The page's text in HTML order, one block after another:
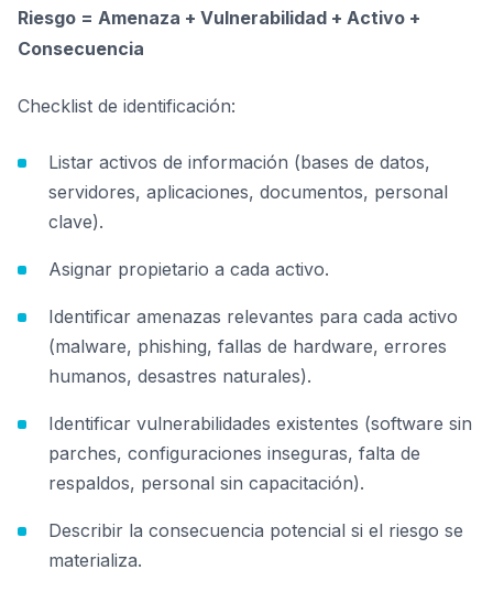
Riesgo = Amenaza + Vulnerabilidad + Activo +
Consecuencia
Checklist de identificación:
Listar activos de información (bases de datos,
servidores, aplicaciones, documentos, personal
clave).
Asignar propietario a cada activo.
Identificar amenazas relevantes para cada activo
(malware, phishing, fallas de hardware, errores
humanos, desastres naturales).
Identificar vulnerabilidades existentes (software sin
parches, configuraciones inseguras, falta de
respaldos, personal sin capacitación).
Describir la consecuencia potencial si el riesgo se
materializa.